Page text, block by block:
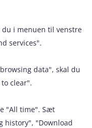
i menuen til venstre
services".
data", skal du
clear".
"All time". Sæt
history", "Download